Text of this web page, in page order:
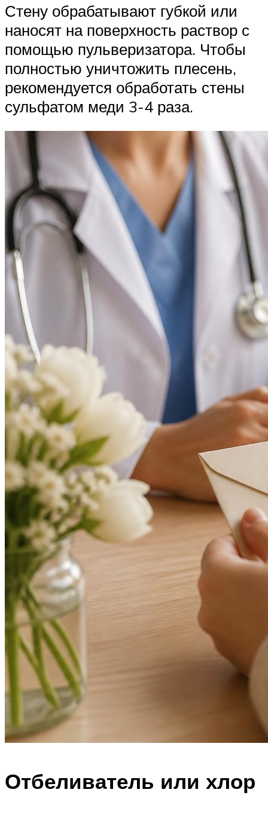
Стену обрабатывают губкой или
наносят на поверхность раствор с
помощью пульверизатора. Чтобы
полностью уничтожить плесень,
рекомендуется обработать стены
сульфатом меди 3-4 раза.
Отбеливатель или хлор